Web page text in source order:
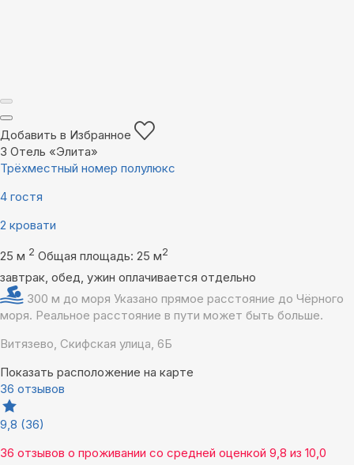
Добавить в Избранное
3 Отель «Элита»
Трёхместный номер полулюкс
4 гостя
2 кровати
25 м 2 Общая площадь: 25 м2
завтрак, обед, ужин оплачивается отдельно
300 м до моря Указано прямое расстояние до Чёрного
моря. Реальное расстояние в пути может быть больше.
Витязево, Скифская улица, 6Б
Показать расположение на карте
36 отзывов
9,8 (36)
36 отзывов о проживании со средней оценкой 9,8 из 10,0